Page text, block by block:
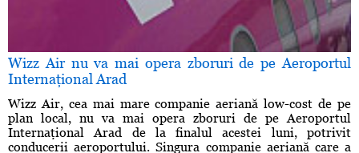
Wizz Air nu va mai opera zboruri de pe Aeroportul
Internaţional Arad
Wizz Air, cea mai mare companie aeriană low-cost de pe
plan local, nu va mai opera zboruri de pe Aeroportul
Internaţional Arad de la finalul acestei luni, potrivit
conducerii aeroportului. Singura companie aeriană care a